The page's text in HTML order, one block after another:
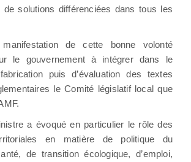
solutions différenciées dans tous les
de cette bonne volonté
le gouvernement à intégrer dans le
puis d’évaluation des textes
le Comité législatif local que
a évoqué en particulier le rôle des
en matière de politique du
de transition écologique, d’emploi,